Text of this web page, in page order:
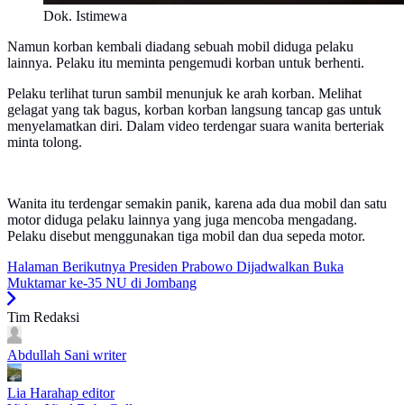
Dok. Istimewa
Namun korban kembali diadang sebuah mobil diduga pelaku
lainnya. Pelaku itu meminta pengemudi korban untuk berhenti.
Pelaku terlihat turun sambil menunjuk ke arah korban. Melihat
gelagat yang tak bagus, korban korban langsung tancap gas untuk
menyelamatkan diri. Dalam video terdengar suara wanita berteriak
minta tolong.
Wanita itu terdengar semakin panik, karena ada dua mobil dan satu
motor diduga pelaku lainnya yang juga mencoba mengadang.
Pelaku disebut menggunakan tiga mobil dan dua sepeda motor.
Halaman Berikutnya Presiden Prabowo Dijadwalkan Buka
Muktamar ke-35 NU di Jombang
Tim Redaksi
Abdullah Sani writer
Lia Harahap editor